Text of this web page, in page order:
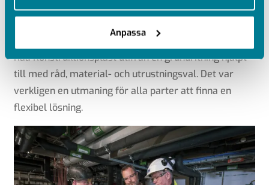
Anpassa
Råå Konstruktionsplast har installerat och levererat
projekt. GPA har tillsammans med PolyPeptide och
Råå Konstruktionsplast utifrån en grundritning hjälpt
till med råd, material- och utrustningsval. Det var
verkligen en utmaning för alla parter att finna en
flexibel lösning.